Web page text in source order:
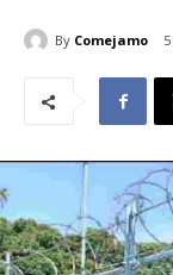
By Comejamo